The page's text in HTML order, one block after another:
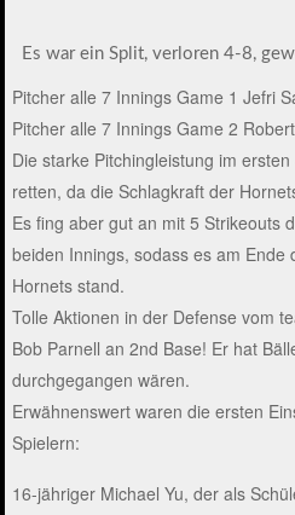
Es war ein Split, verloren 4-8,
Pitcher alle 7 Innings Game 1 Jefri
Pitcher alle 7 Innings Game 2
Die starke Pitchingleistung im
retten, da die Schlagkraft der
Es fing aber gut an mit 5 Strikeouts
beiden Innings, sodass es am Ende
Hornets stand.
Tolle Aktionen in der Defense vom
Bob Parnell an 2nd Base! Er hat
durchgegangen wären.
Erwähnenswert waren die ersten
Spielern:
16-jähriger Michael Yu, der als